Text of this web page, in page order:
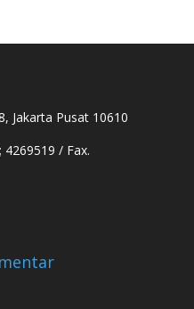
Jakarta Pusat 10610
4269519 / Fax.